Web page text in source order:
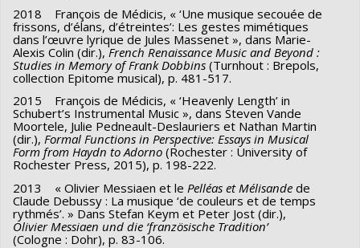
2018 François de Médicis, « ‘Une musique secouée de
frissons, d’élans, d’étreintes’: Les gestes mimétiques
dans l’œuvre lyrique de Jules Massenet », dans Marie-
Alexis Colin (dir.),French Renaissance Music and Beyond :
Studies in Memory of Frank Dobbins (Turnhout : Brepols,
collection Epitome musical), p. 481-517.
2015 François de Médicis, « ‘Heavenly Length’ in
Schubert’s Instrumental Music », dans Steven Vande
Moortele, Julie Pedneault-Deslauriers et Nathan Martin
(dir.), Formal Functions in Perspective: Essays in Musical
Form from Haydn to Adorno (Rochester : University of
Rochester Press, 2015), p. 198-222.
2013 « Olivier Messiaen et le Pelléas et Mélisande de
Claude Debussy : La musique ‘de couleurs et de temps
rythmés’. » Dans Stefan Keym et Peter Jost (dir.),
Olivier Messiaen und die ‘französische Tradition’
(Cologne : Dohr), p. 83-106.